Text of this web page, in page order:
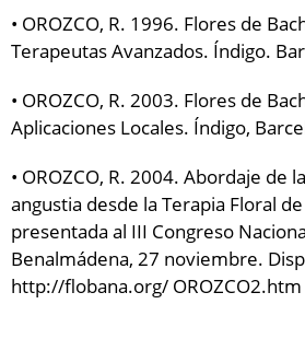
• OROZCO, R. 1996. Flores de
Terapeutas Avanzados. Índigo.
• OROZCO, R. 2003. Flores de
Aplicaciones Locales. Índigo,
• OROZCO, R. 2004. Abordaje de
angustia desde la Terapia Floral
presentada al III Congreso
Benalmádena, 27 noviembre.
http://flobana.org/ OROZCO2.htm